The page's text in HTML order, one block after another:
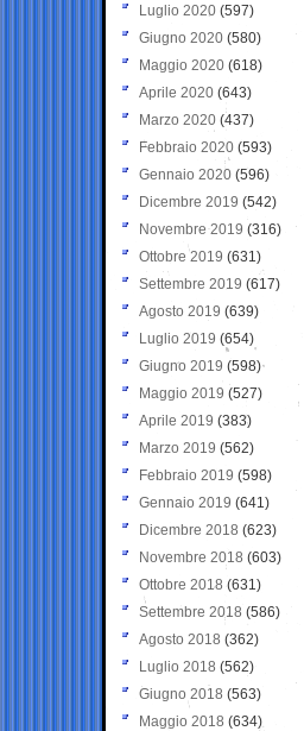
Luglio 2020 (597)
Giugno 2020 (580)
Maggio 2020 (618)
Aprile 2020 (643)
Marzo 2020 (437)
Febbraio 2020 (593)
Gennaio 2020 (596)
Dicembre 2019 (542)
Novembre 2019 (316)
Ottobre 2019 (631)
Settembre 2019 (617)
Agosto 2019 (639)
Luglio 2019 (654)
Giugno 2019 (598)
Maggio 2019 (527)
Aprile 2019 (383)
Marzo 2019 (562)
Febbraio 2019 (598)
Gennaio 2019 (641)
Dicembre 2018 (623)
Novembre 2018 (603)
Ottobre 2018 (631)
Settembre 2018 (586)
Agosto 2018 (362)
Luglio 2018 (562)
Giugno 2018 (563)
Maggio 2018 (634)